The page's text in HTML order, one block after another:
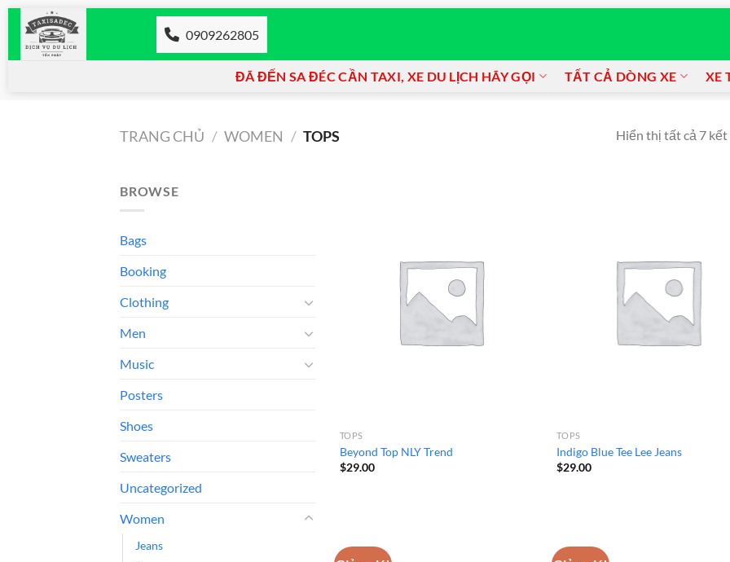
Chuyển
0909262805
ĐÃ ĐẾN SA ĐÉC CẦN TAXI, XE DU LỊCH HÃY GỌI TẤT CẢ DÒNG XE XE
TRANG CHỦ / WOMEN / TOPS Hiển thị tất cả 7 kết
BROWSE
Bags
Booking
Clothing
Men
Music
Posters
Shoes
Sweaters
Uncategorized
Women
Jeans
TOPS
Beyond Top NLY Trend
$29.00
TOPS
Indigo Blue Tee Lee Jeans
$29.00